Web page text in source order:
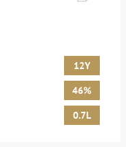
12Y
46%
0.7L